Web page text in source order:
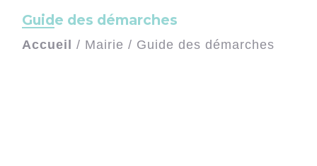
Guide des démarches
Accueil / Mairie / Guide des démarches